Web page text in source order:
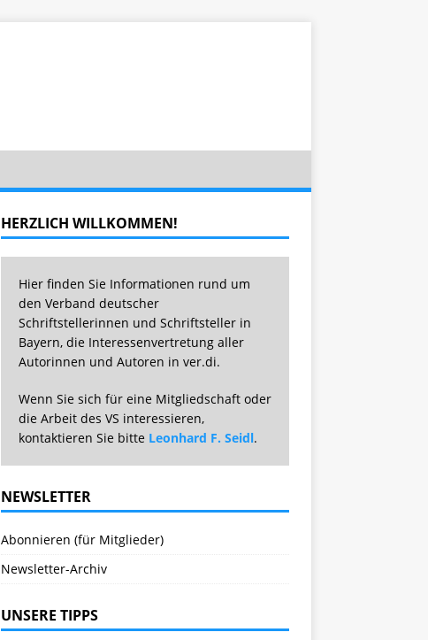
HERZLICH WILLKOMMEN!
Hier finden Sie Informationen rund um
den Verband deutscher
Schriftstellerinnen und Schriftsteller in
Bayern, die Interessenvertretung aller
Autorinnen und Autoren in ver.di.
Wenn Sie sich für eine Mitgliedschaft oder
die Arbeit des VS interessieren,
kontaktieren Sie bitte Leonhard F. Seidl.
NEWSLETTER
Abonnieren (für Mitglieder)
Newsletter-Archiv
UNSERE TIPPS